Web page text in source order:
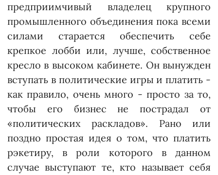
предприимчивый владелец крупного
промышленного объединения пока всеми
силами старается обеспечить себе
крепкое лобби или, лучше, собственное
кресло в высоком кабинете. Он вынужден
вступать в политические игры и платить -
как правило, очень много - просто за то,
чтобы его бизнес не пострадал от
«политических раскладов». Рано или
поздно простая идея о том, что платить
рэкетиру, в роли которого в данном
случае выступают те, кто называет себя